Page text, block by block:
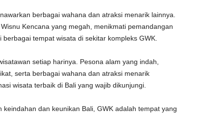
berbagai wahana dan atraksi menarik lainnya.
Kencana yang megah, menikmati pemandangan
tempat wisata di sekitar kompleks GWK.
setiap harinya. Pesona alam yang indah,
serta berbagai wahana dan atraksi menarik
wisata terbaik di Bali yang wajib dikunjungi.
dan keunikan Bali, GWK adalah tempat yang